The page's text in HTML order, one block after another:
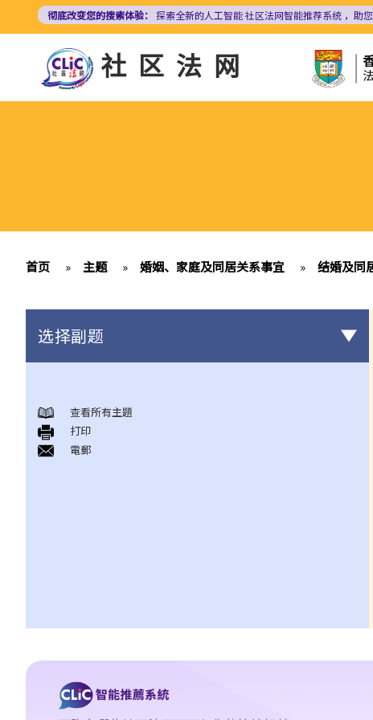
内
彻底改变您的搜索体验： 探索全新的人工智能社区法网智能推荐系统 ，助
社区法网
首页 » 主题 » 婚姻、家庭及同居关系事宜 » 结婚及同
选择副题
A. 概述
B. 香港认可的婚姻关系
C. 婚姻的有效性
A. 婚姻协议书的法律地位
查看所有主題
打印
電郵